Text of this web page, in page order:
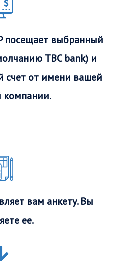
посещает выбранный
TBC bank) и
счет от имени вашей
компании.
вам анкету. Вы
ее.